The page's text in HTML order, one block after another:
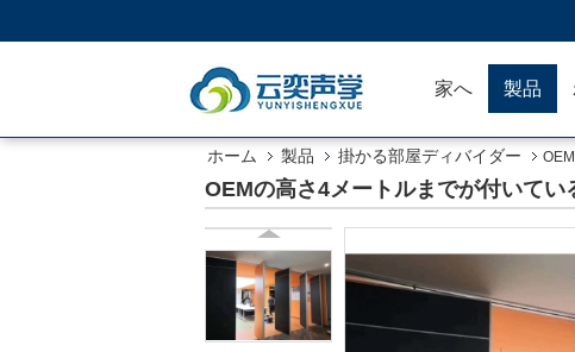
家へ 製品
ホーム 製品 掛かる部屋ディバイダー
OEMの高さ4メートルまでが付いてい